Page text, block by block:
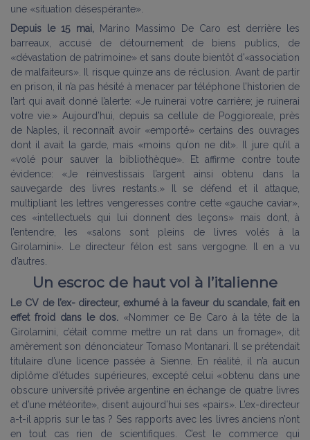
une «situation désespérante».
Depuis le 15 mai, Marino Massimo De Caro est derrière les
barreaux, accusé de détournement de biens publics, de
«dévastation de patrimoine» et sans doute bientôt d’«association
de malfaiteurs». Il risque quinze ans de réclusion. Avant de partir
en prison, il n’a pas hésité à menacer par téléphone l’historien de
l’art qui avait donné l’alerte: «Je ruinerai votre carrière; je ruinerai
votre vie.» Aujourd’hui, depuis sa cellule de Poggioreale, près
de Naples, il reconnaît avoir «emporté» certains des ouvrages
dont il avait la garde, mais «moins qu’on ne dit». Il jure qu’il a
«volé pour sauver la bibliothèque». Et affirme contre toute
évidence: «Je réinvestissais l’argent ainsi obtenu dans la
sauvegarde des livres restants.» Il se défend et il attaque,
multipliant les lettres vengeresses contre cette «gauche caviar»,
ces «intellectuels qui lui donnent des leçons» mais dont, à
l’entendre, les «salons sont pleins de livres volés à la
Girolamini». Le directeur félon est sans vergogne. Il en a vu
d’autres.
Un escroc de haut vol à l’italienne
Le CV de l’ex- directeur, exhumé à la faveur du scandale, fait en
effet froid dans le dos. «Nommer ce Be Caro à la tête de la
Girolamini, c’était comme mettre un rat dans un fromage», dit
amèrement son dénonciateur Tomaso Montanari. Il se prétendait
titulaire d’une licence passée à Sienne. En réalité, il n’a aucun
diplôme d’études supérieures, excepté celui «obtenu dans une
obscure université privée argentine en échange de quatre livres
et d’une météorite», disent aujourd’hui ses «pairs». L’ex-directeur
a-t-il appris sur le tas ? Ses rapports avec les livres anciens n’ont
en tout cas rien de scientifiques. C’est le commerce qui